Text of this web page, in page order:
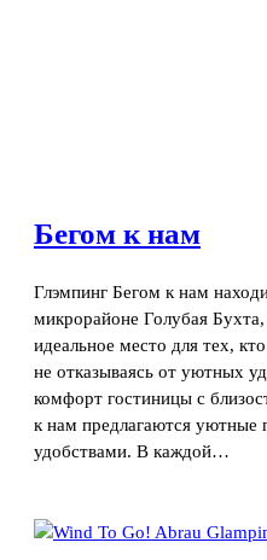
Бегом к нам
Глэмпинг Бегом к нам
микрорайоне Голубая
идеальное место для тех,
не отказываясь от уютных
комфорт гостиницы с
к нам предлагаются уютные
удобствами. В каждой…